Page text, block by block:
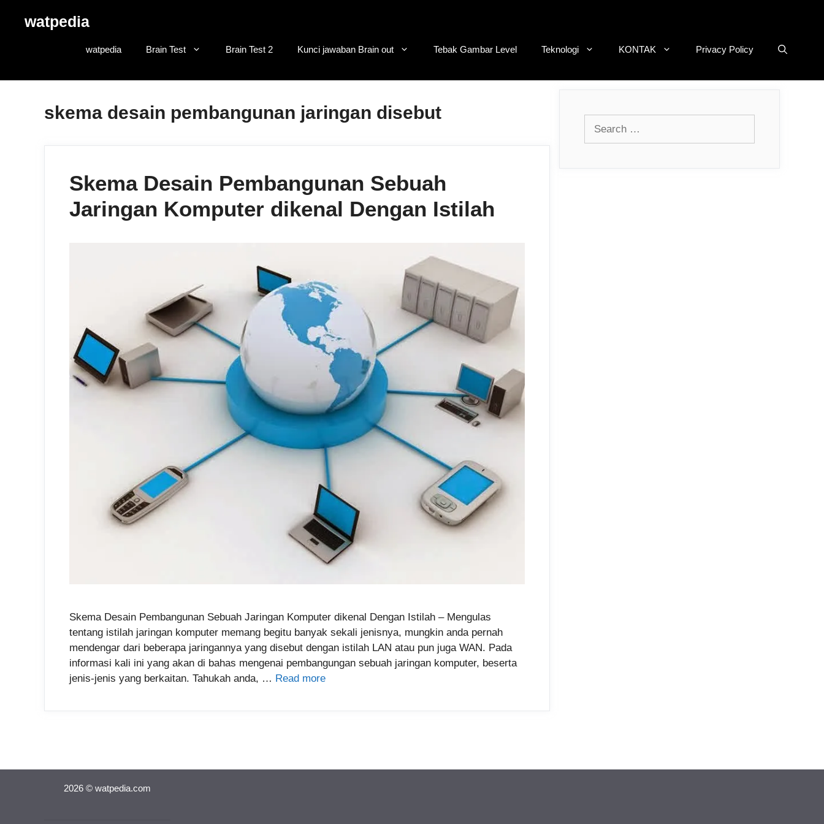
watpedia
watpedia Brain Test Brain Test 2 Kunci jawaban Brain out Tebak Gambar Level Teknologi KONTAK Privacy Policy
skema desain pembangunan jaringan disebut
Skema Desain Pembangunan Sebuah
Jaringan Komputer dikenal Dengan Istilah
Skema Desain Pembangunan Sebuah Jaringan Komputer dikenal Dengan Istilah – Mengulas
tentang istilah jaringan komputer memang begitu banyak sekali jenisnya, mungkin anda pernah
mendengar dari beberapa jaringannya yang disebut dengan istilah LAN atau pun juga WAN. Pada
informasi kali ini yang akan di bahas mengenai pembangungan sebuah jaringan komputer, beserta
jenis-jenis yang berkaitan. Tahukah anda, … Read more
2026 © watpedia.com